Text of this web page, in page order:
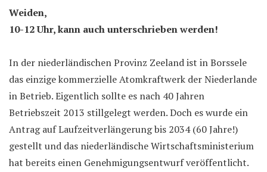
Weiden,
10-12 Uhr, kann auch unterschrieben werden!
In der niederländischen Provinz Zeeland ist in Borssele
das einzige kommerzielle Atomkraftwerk der Niederlande
in Betrieb. Eigentlich sollte es nach 40 Jahren
Betriebszeit 2013 stillgelegt werden. Doch es wurde ein
Antrag auf Laufzeitverlängerung bis 2034 (60 Jahre!)
gestellt und das niederländische Wirtschaftsministerium
hat bereits einen Genehmigungsentwurf veröffentlicht.